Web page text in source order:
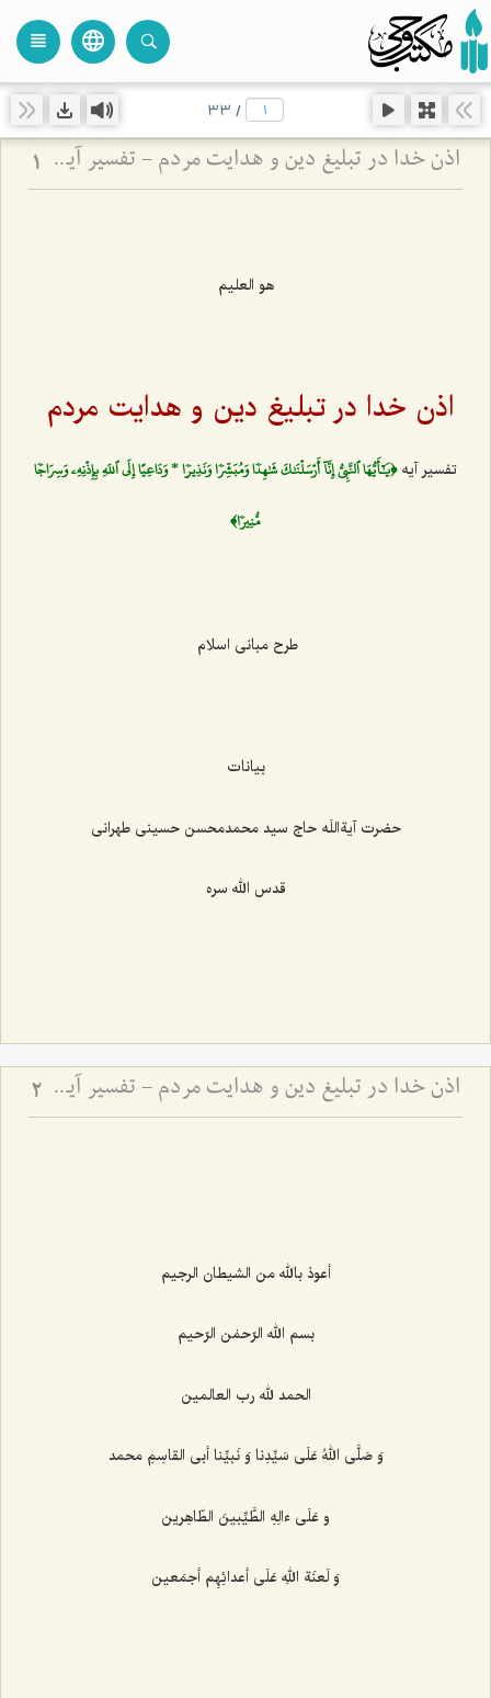
language
view_headline
/
33
اذن خدا در تبلیغ دین و هدایت مردم - تفسیر آیه ﴿يَٰٓأَيُّهَا ٱلنَّبِيُّ إِنَّآ أَرۡسَلۡنَٰكَ شَٰهِدٗا وَمُبَشِّرٗا وَنَذِيرٗا * وَدَاعِيًا إِلَى ٱللَهِ بِإِذۡنِهِۦ وَسِرَاجٗا مُّنِيرٗا﴾ 1
هو العليم
اذن خدا در تبلیغ دین و هدایت مردم
تفسیر آیه﴿يَٰٓأَيُّهَا ٱلنَّبِيُّ إِنَّآ أَرۡسَلۡنَٰكَ شَٰهِدٗا وَمُبَشِّرٗا وَنَذِيرٗا * وَدَاعِيًا إِلَى ٱللَهِ بِإِذۡنِهِۦ وَسِرَاجٗا
مُّنِيرٗا﴾
طرح مبانی اسلام
بیانات
حضرت آیة‌اللَه حاج سید محمدمحسن حسینی طهرانی
قدس الله سره
اذن خدا در تبلیغ دین و هدایت مردم - تفسیر آیه ﴿يَٰٓأَيُّهَا ٱلنَّبِيُّ إِنَّآ أَرۡسَلۡنَٰكَ شَٰهِدٗا وَمُبَشِّرٗا وَنَذِيرٗا * وَدَاعِيًا إِلَى ٱللَهِ بِإِذۡنِهِۦ وَسِرَاجٗا مُّنِيرٗا﴾ 2
أعوذ بالله من الشیطان الرجیم
بسم الله الرّحمٰن الرّحیم
الحمد لله رب العالمین
وَ صَلَّی اللهُ عَلَی سَیِّدِنا وَ نَبیِّنا أبی القاسِمِ محمد
و عَلَی ءالِهِ الطَّیِّبینَ الطّاهِرین
وَ لَعنَة اللهِ عَلَی أعدائِهِم أجمَعین